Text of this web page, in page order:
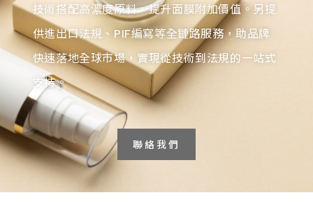
技術搭配高濃度原料，提升面膜附加價值。另提
供進出口法規、PIF編寫等全鏈路服務，助品牌
快速落地全球市場，實現從技術到法規的一站式
支持。
聯絡我們